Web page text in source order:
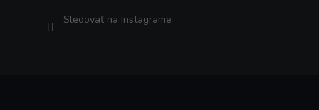
Sledovať na Instagrame